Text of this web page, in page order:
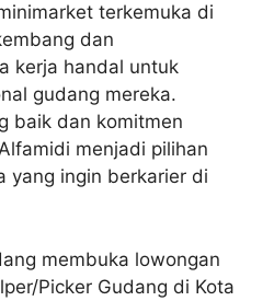
terkemuka di
dan
kerja handal untuk
gudang mereka.
baik dan komitmen
menjadi pilihan
yang ingin berkarier di
membuka lowongan
Picker Gudang di Kota